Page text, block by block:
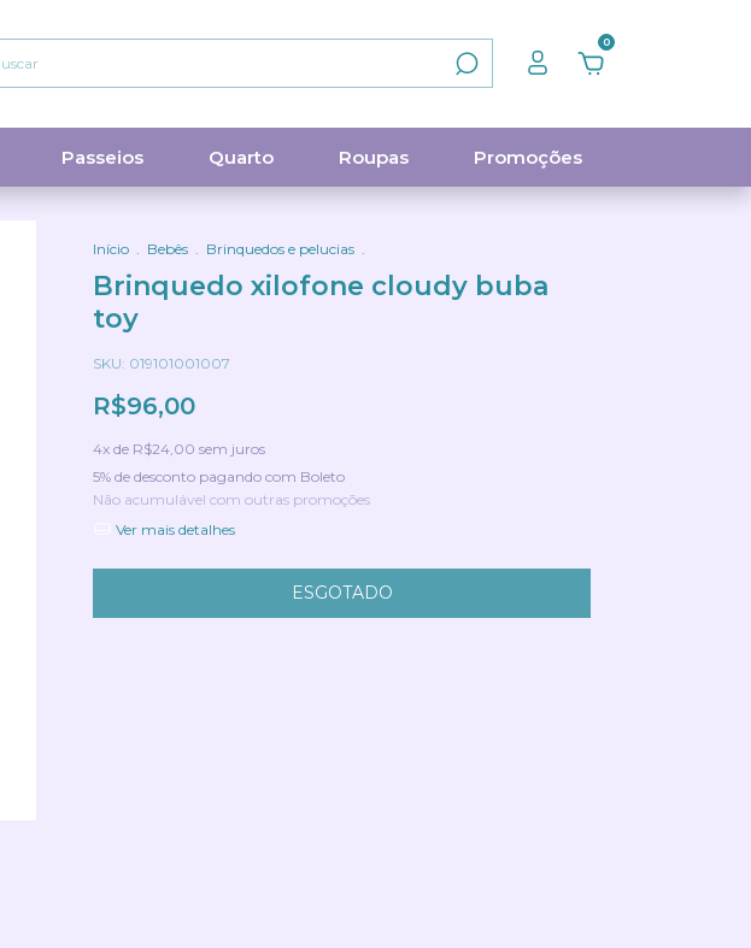
0
Passeios Quarto Roupas Promoções
Início Bebês Brinquedos e pelucias
Brinquedo xilofone cloudy buba
toy
SKU: 019101001007
R$96,00
4x de R$24,00 sem juros
5% de desconto pagando com Boleto
Não acumulável com outras promoções
Ver mais detalhes